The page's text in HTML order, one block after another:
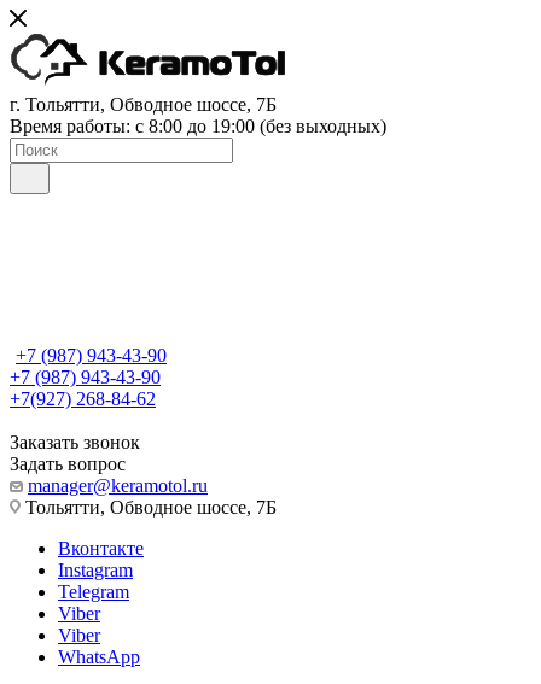
г. Тольятти, Обводное шоссе, 7Б
Время работы: c 8:00 до 19:00 (без выходных)
+7 (987) 943-43-90
+7 (987) 943-43-90
+7(927) 268-84-62
Заказать звонок
Задать вопрос
manager@keramotol.ru
Тольятти, Обводное шоссе, 7Б
Вконтакте
Instagram
Telegram
Viber
Viber
WhatsApp